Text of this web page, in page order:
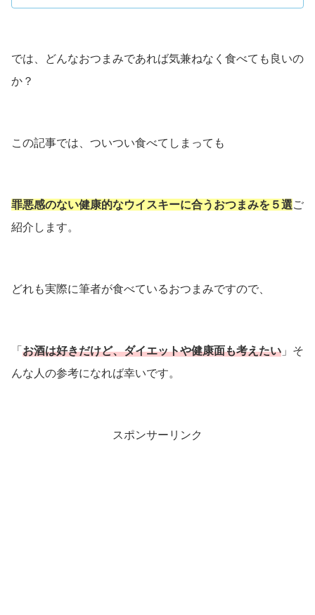
では、どんなおつまみであれば気兼ねなく食べても良いの
か？
この記事では、ついつい食べてしまっても
罪悪感のない健康的なウイスキーに合うおつまみを５選ご
紹介します。
どれも実際に筆者が食べているおつまみですので、
「 お酒は好きだけど、ダイエットや健康面も考えたい 」そ
んな人の参考になれば幸いです。
スポンサーリンク